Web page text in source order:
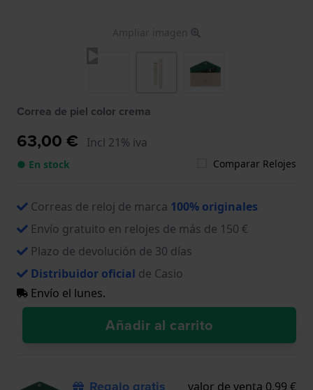
Ampliar imagen
Correa de piel color crema
63,00 € Incl 21% iva
● En stock Comparar Relojes
Correas de reloj de marca 100% originales
Envío gratuito en relojes de más de 150 €
Plazo de devolución de 30 días
Distribuidor oficial de Casio
Envío el lunes.
Añadir al carrito
Regalo gratis valor de venta 0,99 €